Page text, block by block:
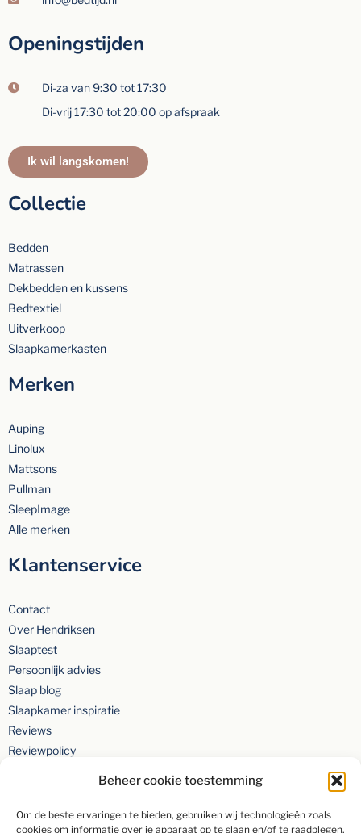
Beheer cookie toestemming
Om de beste ervaringen te bieden, gebruiken wij technologieën zoals
cookies om informatie over je apparaat op te slaan en/of te raadplegen.
Openingstijden
Di-za van 9:30 tot 17:30
Di-vrij 17:30 tot 20:00 op afspraak
Ik wil langskomen!
Collectie
Bedden
Matrassen
Dekbedden en kussens
Bedtextiel
Uitverkoop
Slaapkamerkasten
Merken
Auping
Linolux
Mattsons
Pullman
SleepImage
Alle merken
Klantenservice
Contact
Over Hendriksen
Slaaptest
Persoonlijk advies
Slaap blog
Slaapkamer inspiratie
Reviews
Reviewpolicy